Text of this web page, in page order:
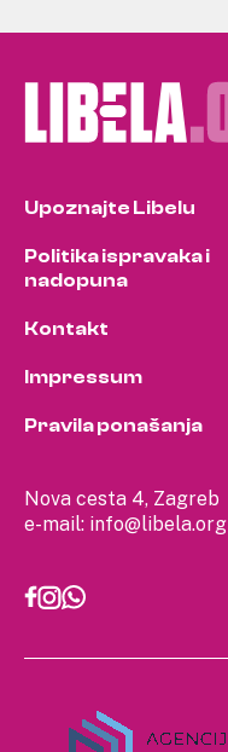
Nova cesta 4, Zagreb
e-mail: info@libela.org
Upoznajte Libelu
Politika ispravaka i
nadopuna
Kontakt
Impressum
Pravila ponašanja